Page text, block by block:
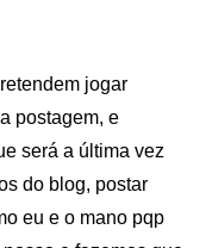
jogar
postagem, e
será a última vez
do blog, postar
eu e o mano pqp